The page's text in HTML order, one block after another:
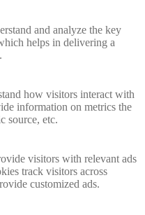
and analyze the key
helps in delivering a
how visitors interact with
information on metrics the
source, etc.
visitors with relevant ads
track visitors across
customized ads.